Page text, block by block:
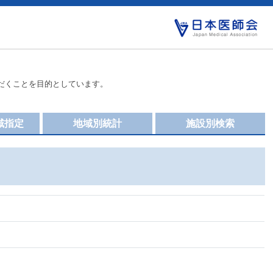
ことを目的としています。
施設別検索
地域別統計
指定